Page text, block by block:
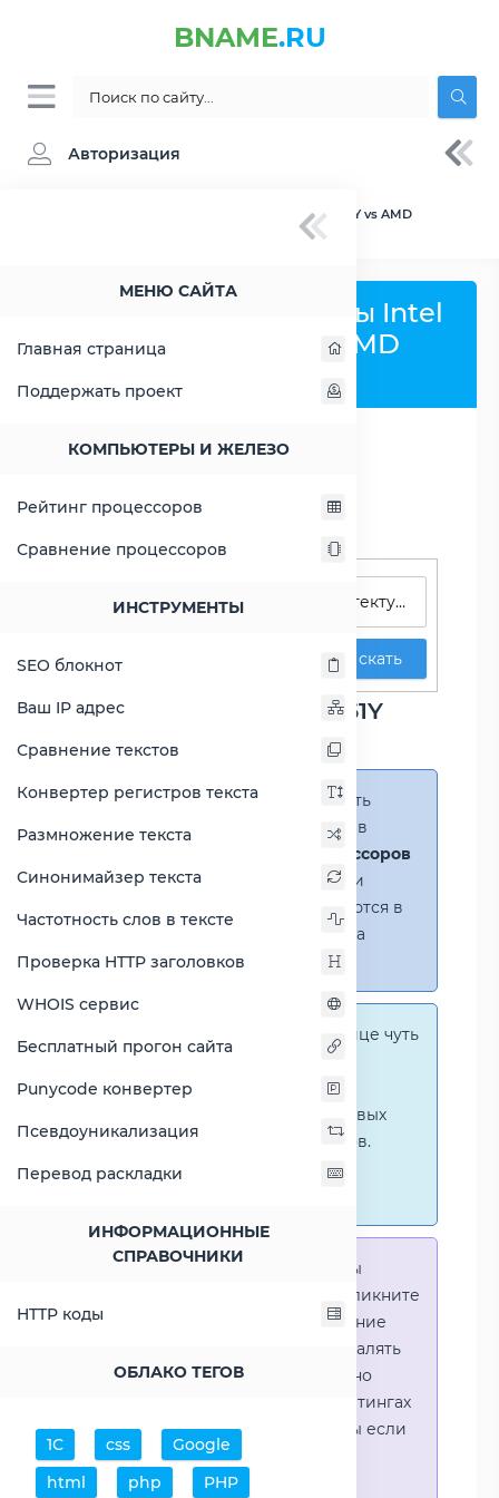
BNAME.RU
Авторизация
МЕНЮ САЙТА
Главная страница
Поддержать проект
КОМПЬЮТЕРЫ И ЖЕЛЕЗО
Рейтинг процессоров
Сравнение процессоров
ИНСТРУМЕНТЫ
SEO блокнот
Ваш IP адрес
Сравнение текстов
Конвертер регистров текста
Размножение текста
Синонимайзер текста
Частотность слов в тексте
Проверка HTTP заголовков
WHOIS сервис
Бесплатный прогон сайта
Punycode конвертер
Псевдоуникализация
Перевод раскладки
ИНФОРМАЦИОННЫЕ
СПРАВОЧНИКИ
HTTP коды
ОБЛАКО ТЕГОВ
1С css
Google
html
php
PHP
» Сравнение Intel Pentium 3561Y vs AMD
Сравнить процессоры Intel
Pentium 3561Y и AMD
Opteron 2220
Поиск процессоров
Искать
Сравнение Pentium 3561Y
против Opteron 2220
Справка:Можно добавить
несколько процессоров в
(до 14 процессоров
в таблице)
. В случае если
процессоры не помещаются в
таблицу, появится полоса
прокрутки.
На этой странице чуть
графические сравнения
количественных и числовых
параметров процессоров.
Перейти к наглядным
Справка:Для того что-бы
выделить процессор - кликните
на его название. Выделение
позволяет выборочно удалять
процессоры или наглядно
видеть результаты в рейтингах
(Во избежении путаницы если
в таблице несколько
процессоров)